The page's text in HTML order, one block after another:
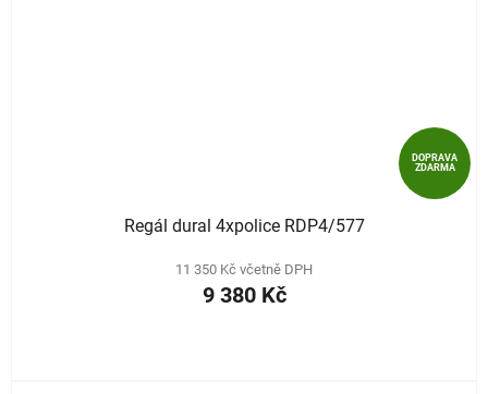
DOPRAVA
ZDARMA
Regál dural 4xpolice RDP4/577
11 350 Kč včetně DPH
9 380 Kč